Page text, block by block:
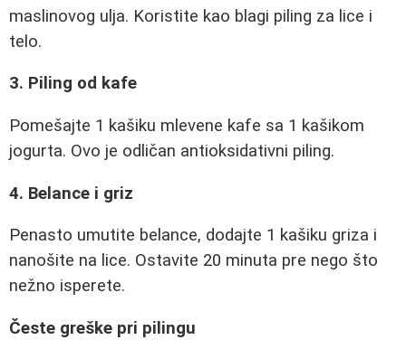
maslinovog ulja. Koristite kao blagi piling za lice i
telo.
3. Piling od kafe
Pomešajte 1 kašiku mlevene kafe sa 1 kašikom
jogurta. Ovo je odličan antioksidativni piling.
4. Belance i griz
Penasto umutite belance, dodajte 1 kašiku griza i
nanošite na lice. Ostavite 20 minuta pre nego što
nežno isperete.
Česte greške pri pilingu